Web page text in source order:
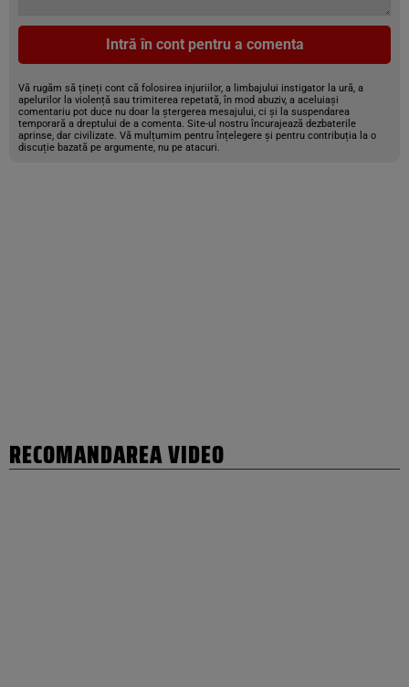
Intră în cont pentru a comenta
Vă rugăm să țineți cont că folosirea injuriilor, a limbajului instigator la ură, a
apelurilor la violență sau trimiterea repetată, în mod abuziv, a aceluiași
comentariu pot duce nu doar la ștergerea mesajului, ci și la suspendarea
temporară a dreptului de a comenta. Site-ul nostru încurajează dezbaterile
aprinse, dar civilizate. Vă mulțumim pentru înțelegere și pentru contribuția la o
discuție bazată pe argumente, nu pe atacuri.
RECOMANDAREA VIDEO